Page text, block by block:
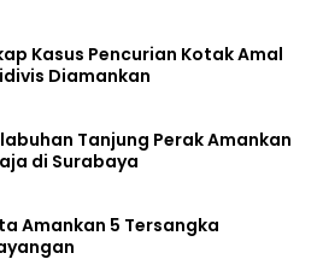
Kasus Pencurian Kotak Amal
Diamankan
Tanjung Perak Amankan
di Surabaya
Amankan 5 Tersangka